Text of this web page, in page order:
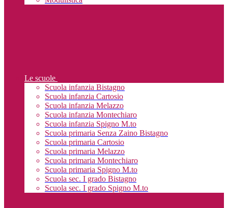
Le scuole
Scuola infanzia Bistagno
Scuola infanzia Cartosio
Scuola infanzia Melazzo
Scuola infanzia Montechiaro
Scuola infanzia Spigno M.to
Scuola primaria Senza Zaino Bistagno
Scuola primaria Cartosio
Scuola primaria Melazzo
Scuola primaria Montechiaro
Scuola primaria Spigno M.to
Scuola sec. I grado Bistagno
Scuola sec. I grado Spigno M.to